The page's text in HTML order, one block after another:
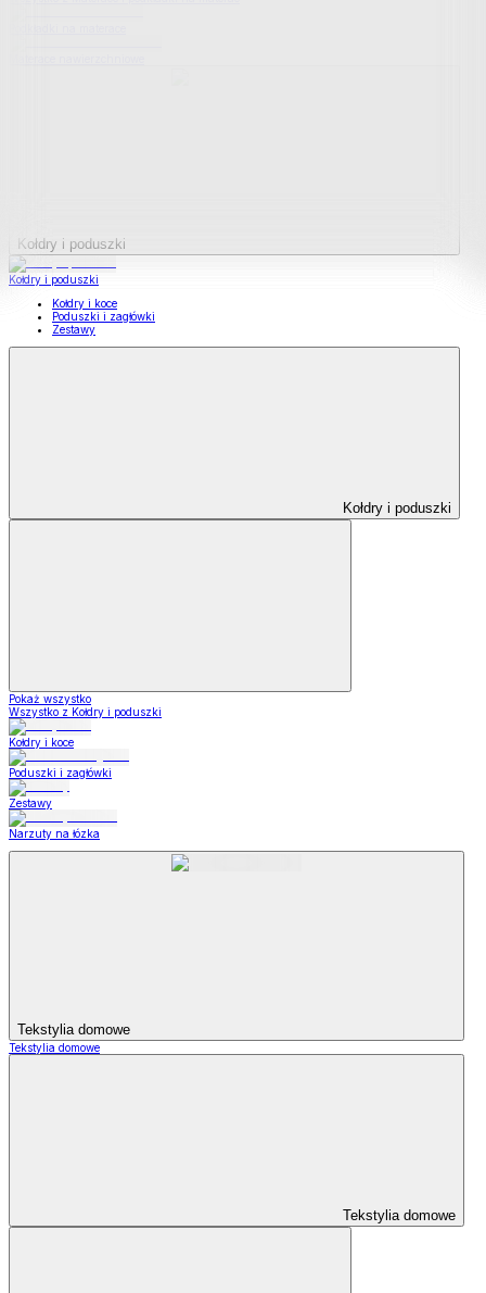
Kołdry i poduszki
Kołdry i poduszki
Kołdry i koce
Poduszki i zagłówki
Zestawy
Kołdry i poduszki
Pokaż wszystko
Wszystko z Kołdry i poduszki
Kołdry i koce
Poduszki i zagłówki
Zestawy
Narzuty na łózka
Tekstylia domowe
Tekstylia domowe
Tekstylia domowe